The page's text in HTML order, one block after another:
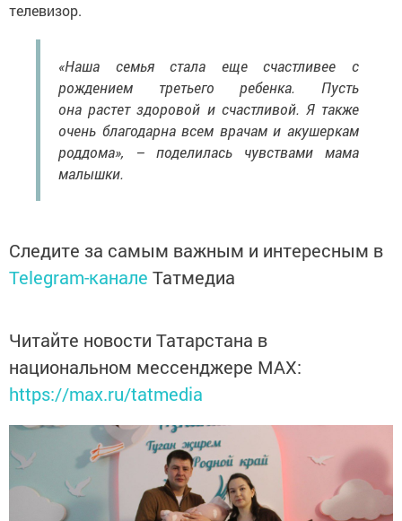
телевизор.
«Наша семья стала еще счастливее с
рождением третьего ребенка. Пусть
она растет здоровой и счастливой. Я также
очень благодарна всем врачам и акушеркам
роддома», – поделилась чувствами мама
малышки.
Следите за самым важным и интересным в
Telegram-канале Татмедиа
Читайте новости Татарстана в
национальном мессенджере MАХ:
https://max.ru/tatmedia